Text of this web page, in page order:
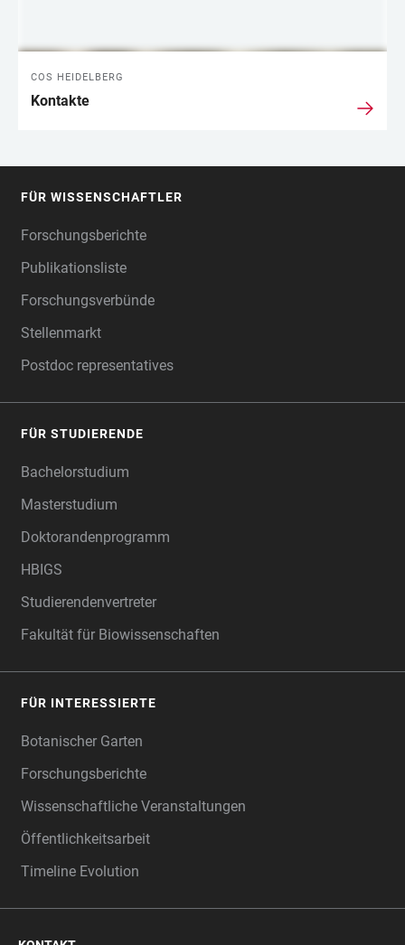
COS HEIDELBERG
Kontakte
FÜR WISSENSCHAFTLER
Forschungsberichte
Publikationsliste
Forschungsverbünde
Stellenmarkt
Postdoc representatives
FÜR STUDIERENDE
Bachelorstudium
Masterstudium
Doktorandenprogramm
HBIGS
Studierendenvertreter
Fakultät für Biowissenschaften
FÜR INTERESSIERTE
Botanischer Garten
Forschungsberichte
Wissenschaftliche Veranstaltungen
Öffentlichkeitsarbeit
Timeline Evolution